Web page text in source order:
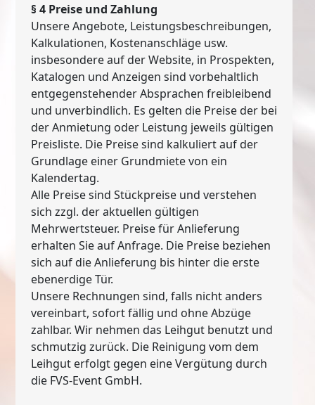
§ 4 Preise und Zahlung
Unsere Angebote, Leistungsbeschreibungen,
Kalkulationen, Kostenanschläge usw.
insbesondere auf der Website, in Prospekten,
Katalogen und Anzeigen sind vorbehaltlich
entgegenstehender Absprachen freibleibend
und unverbindlich. Es gelten die Preise der bei
der Anmietung oder Leistung jeweils gültigen
Preisliste. Die Preise sind kalkuliert auf der
Grundlage einer Grundmiete von ein
Kalendertag.
Alle Preise sind Stückpreise und verstehen
sich zzgl. der aktuellen gültigen
Mehrwertsteuer. Preise für Anlieferung
erhalten Sie auf Anfrage. Die Preise beziehen
sich auf die Anlieferung bis hinter die erste
ebenerdige Tür.
Unsere Rechnungen sind, falls nicht anders
vereinbart, sofort fällig und ohne Abzüge
zahlbar. Wir nehmen das Leihgut benutzt und
schmutzig zurück. Die Reinigung vom dem
Leihgut erfolgt gegen eine Vergütung durch
die FVS-Event GmbH.